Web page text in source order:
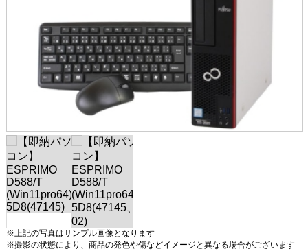
※上記の写真はサンプル画像となります
※撮影の状態により、商品の発色や傷などイメージと異なる場合がございます